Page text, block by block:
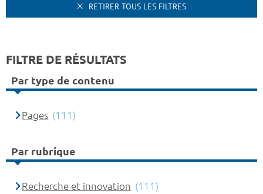
RETIRER TOUS LES FILTRES
FILTRE DE RÉSULTATS
Par type de contenu
Pages (111)
Par rubrique
Recherche et innovation (111)